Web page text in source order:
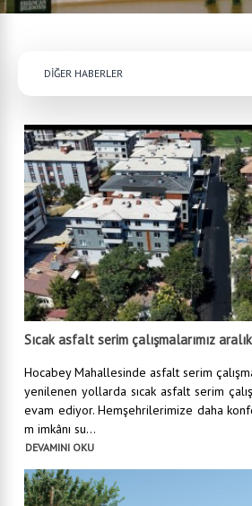
DİĞER HABERLER
Sıcak asfalt serim çalışmalarımız
Hocabey Mahallesinde asfalt serim
yenilenen yollarda sıcak asfalt serim
evam ediyor. Hemşehrilerimize daha
m imkânı su...
DEVAMINI OKU